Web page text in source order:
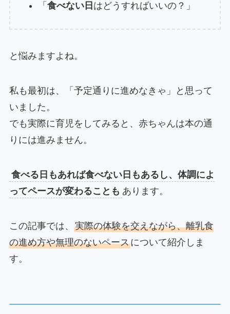
「 食べない日 はどうすればいいの？」
と悩みますよね。
私も最初は、「予定通りに進めなきゃ」と思って
いました。
でも実際に育児をしてみると、赤ちゃんは本の通
りには進みません。
食べる日もあれば食べない日もあるし、体調によ
ってペースが変わることも あります。
この記事では、 実際の体験を交えながら、離乳食
の進め方や無理のないペースについて紹介しま
す。